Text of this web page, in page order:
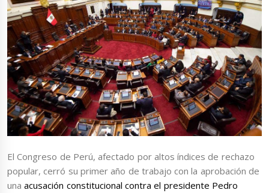
El Congreso de Perú, afectado por altos índices de rechazo
popular, cerró su primer año de trabajo con la aprobación de
una acusación constitucional contra el presidente Pedro